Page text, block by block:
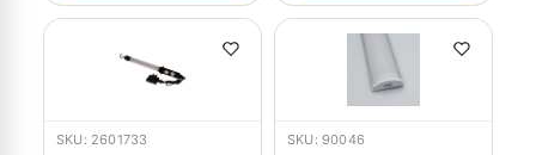
SKU: 2601733 SKU: 90046